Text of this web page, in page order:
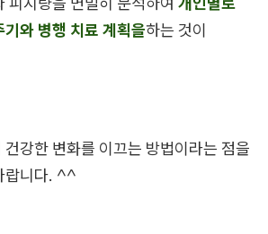
와 병행 치료 계획을하는 것이
강한 변화를 이끄는 방법이라는 점을
랍니다. ^^